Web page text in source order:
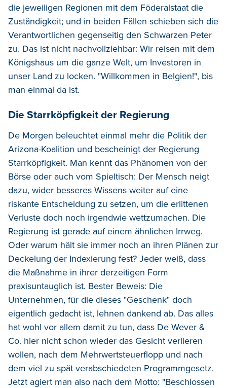
die jeweiligen Regionen mit dem Föderalstaat die
Zuständigkeit; und in beiden Fällen schieben sich die
Verantwortlichen gegenseitig den Schwarzen Peter
zu. Das ist nicht nachvollziehbar: Wir reisen mit dem
Königshaus um die ganze Welt, um Investoren in
unser Land zu locken. "Willkommen in Belgien!", bis
man einmal da ist.
Die Starrköpfigkeit der Regierung
De Morgen beleuchtet einmal mehr die Politik der
Arizona-Koalition und bescheinigt der Regierung
Starrköpfigkeit. Man kennt das Phänomen von der
Börse oder auch vom Spieltisch: Der Mensch neigt
dazu, wider besseres Wissens weiter auf eine
riskante Entscheidung zu setzen, um die erlittenen
Verluste doch noch irgendwie wettzumachen. Die
Regierung ist gerade auf einem ähnlichen Irrweg.
Oder warum hält sie immer noch an ihren Plänen zur
Deckelung der Indexierung fest? Jeder weiß, dass
die Maßnahme in ihrer derzeitigen Form
praxisuntauglich ist. Bester Beweis: Die
Unternehmen, für die dieses "Geschenk" doch
eigentlich gedacht ist, lehnen dankend ab. Das alles
hat wohl vor allem damit zu tun, dass De Wever &
Co. hier nicht schon wieder das Gesicht verlieren
wollen, nach dem Mehrwertsteuerflopp und nach
dem viel zu spät verabschiedeten Programmgesetz.
Jetzt agiert man also nach dem Motto: "Beschlossen